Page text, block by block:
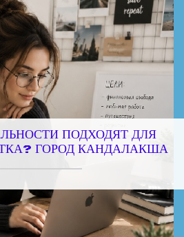
ПОДХОДЯТ ДЛЯ
ГОРОД КАНДАЛАКША